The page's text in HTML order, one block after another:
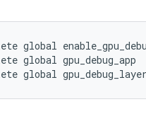
global
global gpu_debug_app
global